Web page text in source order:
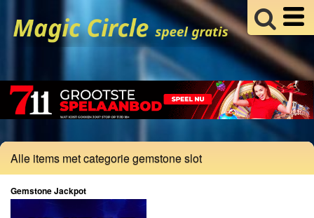
Alle items met categorie gemstone slot
Gemstone Jackpot